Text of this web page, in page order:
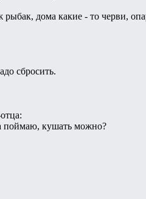
дома какие - то черви,
сбросить.
поймаю, кушать можно?